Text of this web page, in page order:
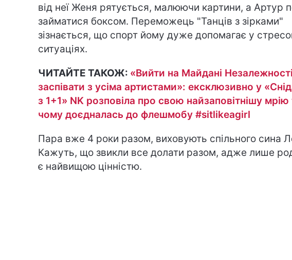
від неї Женя рятується, малюючи картини, а Артур
займатися боксом. Переможець "Танців з зірками"
зізнається, що спорт йому дуже допомагає у
ситуаціях.
ЧИТАЙТЕ ТАКОЖ: «Вийти на Майдані
заспівати з усіма артистами»: ексклюзивно у
з 1+1» NK розповіла про свою найзаповітнішу мрію
чому доєдналась до флешмобу #sitlikeagirl
Пара вже 4 роки разом, виховують спільного сина
Кажуть, що звикли все долати разом, адже лише
є найвищою цінністю.